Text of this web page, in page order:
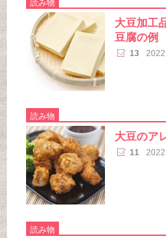
読み物
大豆加工
豆腐の例
13
読み物
大豆のア
11
読み物